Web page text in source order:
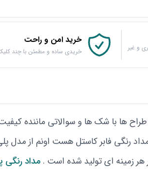
و غیر
خرید امن و راحت
خریدی ساده و مطمئن با چند
ها با شک ها و سوالاتی ماننده
رنگی فابر کاستل هست اونم از مدل
زمینه ای تولید شده است . مداد رنگی